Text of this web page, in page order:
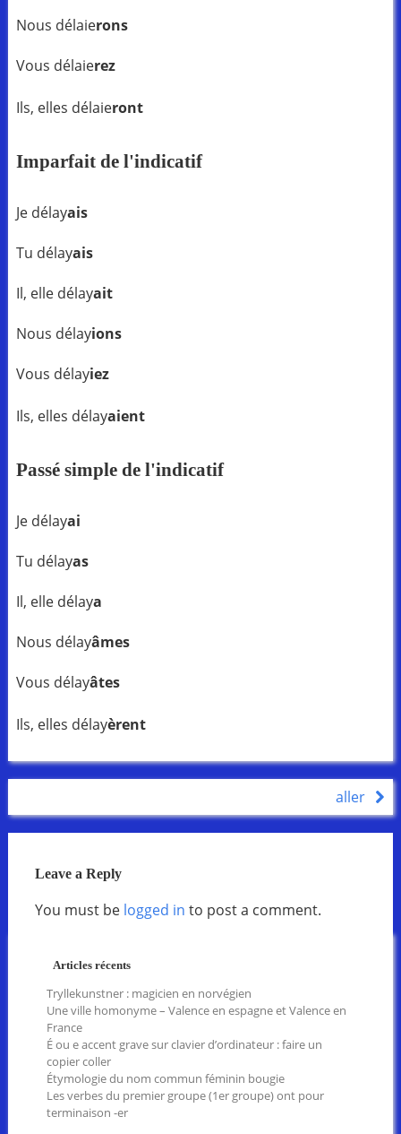
Nous délaierons
Vous délaierez
Ils, elles délaieront
Imparfait de l'indicatif
Je délayais
Tu délayais
Il, elle délayait
Nous délayions
Vous délayiez
Ils, elles délayaient
Passé simple de l'indicatif
Je délayai
Tu délayas
Il, elle délaya
Nous délayâmes
Vous délayâtes
Ils, elles délayèrent
aller
Leave a Reply
You must be logged in to post a comment.
Articles récents
Tryllekunstner : magicien en norvégien
Une ville homonyme – Valence en espagne et Valence en
France
É ou e accent grave sur clavier d’ordinateur : faire un
copier coller
Étymologie du nom commun féminin bougie
Les verbes du premier groupe (1er groupe) ont pour
terminaison -er